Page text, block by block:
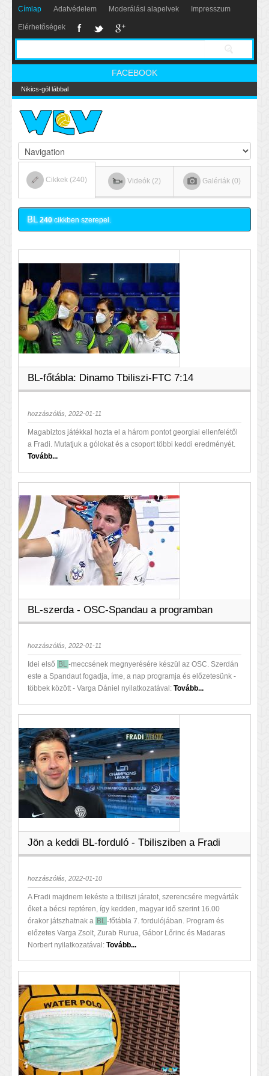
Címlap Adatvédelem Moderálási alapelvek Impresszum
Elérhetőségek
FACEBOOK
Nikics-gól lábbal
Cikkek (240) Videók (2) Galériák (0)
BL 240cikkben szerepel.
BL-főtábla: Dinamo Tbiliszi-FTC 7:14
hozzászólás, 2022-01-11
Magabiztos játékkal hozta el a három pontot georgiai ellenfelétől
a Fradi. Mutatjuk a gólokat és a csoport többi keddi eredményét.
Tovább...
BL-szerda - OSC-Spandau a programban
hozzászólás, 2022-01-11
Idei első BL -meccsének megnyerésére készül az OSC. Szerdán
este a Spandaut fogadja, íme, a nap programja és előzetesünk -
többek között - Varga Dániel nyilatkozatával: Tovább...
Jön a keddi BL-forduló - Tbilisziben a Fradi
hozzászólás, 2022-01-10
A Fradi majdnem lekéste a tbiliszi járatot, szerencsére megvárták
őket a bécsi reptéren, így kedden, magyar idő szerint 16.00
órakor játszhatnak a BL -főtábla 7. fordulójában. Program és
előzetes Varga Zsolt, Zurab Rurua, Gábor Lőrinc és Madaras
Norbert nyilatkozatával: Tovább...